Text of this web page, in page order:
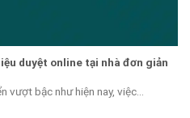
duyệt online tại nhà đơn giản
vượt bậc như hiện nay, việc...